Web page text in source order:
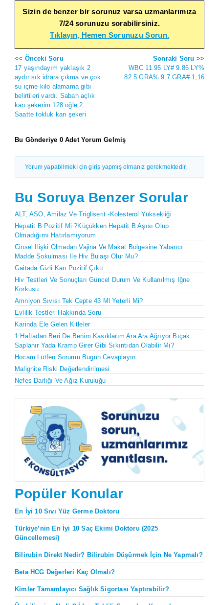
Sizin de benzer bir sorunuz varsa uzmanlarımıza
7/24 sorunuzu sorabilirsiniz.
Tıklayın, Hemen Sorunuzu Sorun.
<< Önceki Soru
17 yaşındayım yaklaşık 2
aydır sık idrara çıkma ve çok
su içme kilo alamama gibi
belirtileri vardı. Sabah açlık
kan şekerim 128 öğle 2.
Saatte tokluk kan şekeri
Sonraki Soru >>
WBC 11.95 LY# 9.86 LY%
82.5 GRA% 9.7 GRA# 1,16
Bu Gönderiye 0 Adet Yorum Gelmiş
Yorum yapabilmek için giriş yapmış olmanız gerekmektedir.
Bu Soruya Benzer Sorular
ALT, ASO, Amilaz Ve Trigliserit -kolesterol Yüksekliği
Hepatit B Pozitif Mi ?Küçükken Hepatit B Aşısı Olup
Olmadığımı Hatırlamıyorum
Cinsel Ilişki Olmadan Vajina Ve Makat Bölgesine Yabancı
Madde Sokulması Ile Hiv Bulaşı Olur Mu?
Gaitada Gizli Kan Pozitif Çıktı.
Hiv Testleri Ve Sonuçları Güncel Durum Ve Kullanılmış Iğne
Korkusu.
Amniyon Sıvısı Tek Cepte 43 Ml Yeterli Mi?
Evlilik Testleri Hakkında Soru
Karinda Ele Gelen Kitleler
1 Haftadan Beri De Benim Kasıklarım Ara Ara Ağrıyor Bıçak
Saplanır Yada Kramp Girer Gibi Sıkıntıdan Olabilir Mi?
Hocam Lütfen Sorumu Bugun Cevaplayın
Malignite Riski Değerlendirilmesi
Nefes Darlığı Ve Ağız Kuruluğu
Popüler Konular
En İyi 10 Sıvı Yüz Germe Doktoru
Türkiye’nin En İyi 10 Saç Ekimi Doktoru (2025
Güncellemesi)
Bilirubin Direkt Nedir? Bilirubin Düşürmek İçin Ne Yapmalı?
Beta HCG Değerleri Kaç Olmalı?
Kimler Tamamlayıcı Sağlık Sigortası Yaptırabilir?